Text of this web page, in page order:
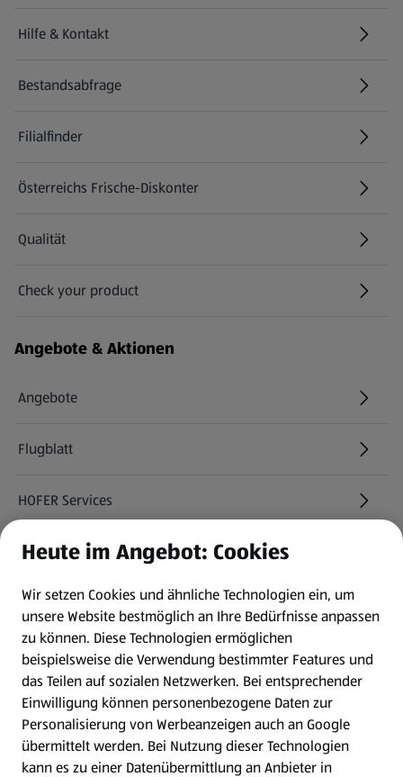
Hilfe & Kontakt
(öffnet in einem neuen Tab)
Bestandsabfrage
(öffnet in einem neuen Tab)
Filialfinder
Österreichs Frische-Diskonter
Qualität
Check your product
(öffnet in einem neuen Tab)
Angebote & Aktionen
Angebote
Flugblatt
HOFER Services
Newsletter
WhatsApp
Gewinnspiele
Mein HOFER. Meine Einkäufe.
Meine Meinung. Mein HOFER.
Heute im Angebot: Cookies
Wir setzen Cookies und ähnliche Technologien ein, um
unsere Website bestmöglich an Ihre Bedürfnisse anpassen
zu können. Diese Technologien ermöglichen
beispielsweise die Verwendung bestimmter Features und
das Teilen auf sozialen Netzwerken. Bei entsprechender
Einwilligung können personenbezogene Daten zur
Personalisierung von Werbeanzeigen auch an Google
übermittelt werden. Bei Nutzung dieser Technologien
kann es zu einer Datenübermittlung an Anbieter in